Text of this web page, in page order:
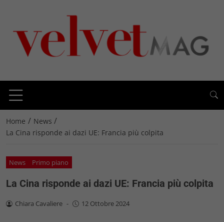
Home / News /
La Cina risponde ai dazi UE: Francia più colpita
News Primo piano
La Cina risponde ai dazi UE: Francia più colpita
Chiara Cavaliere - 12 Ottobre 2024